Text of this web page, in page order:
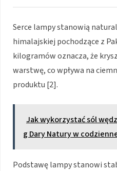
Serce lampy stanowią
himalajskiej pochodzące z
kilogramów oznacza, że
warstwę, co wpływa na
produktu [2].
Jak wykorzystać sól
g Dary Natury w
Podstawę lampy stanowi